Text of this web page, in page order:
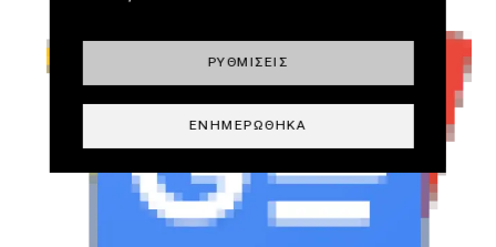
ΡΥΘΜΊΣΕΙΣ
ΕΝΗΜΕΡΏΘΗΚΑ